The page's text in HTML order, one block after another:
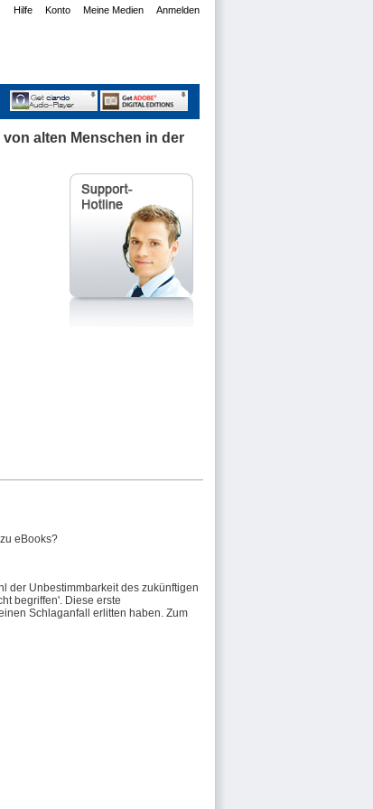
Anmelden
Meine Medien
Konto
Hilfe
alten Menschen in der
eBooks?
der Unbestimmbarkeit des zukünftigen
begriffen'. Diese erste
Schlaganfall erlitten haben. Zum